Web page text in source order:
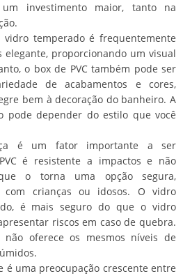
investimento maior, tanto na
temperado é frequentemente
elegante, proporcionando um visual
o box de PVC também pode ser
de acabamentos e cores,
bem à decoração do banheiro. A
pode depender do estilo que você
é um fator importante a ser
é resistente a impactos e não
o torna uma opção segura,
com crianças ou idosos. O vidro
é mais seguro do que o vidro
riscos em caso de quebra.
oferece os mesmos níveis de
é uma preocupação crescente entre